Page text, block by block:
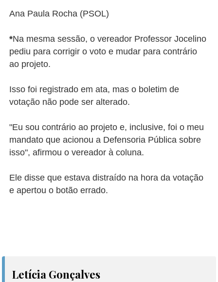
Ana Paula Rocha (PSOL)
*Na mesma sessão, o vereador Professor Jocelino
pediu para corrigir o voto e mudar para contrário
ao projeto.
Isso foi registrado em ata, mas o boletim de
votação não pode ser alterado.
"Eu sou contrário ao projeto e, inclusive, foi o meu
mandato que acionou a Defensoria Pública sobre
isso", afirmou o vereador à coluna.
Ele disse que estava distraído na hora da votação
e apertou o botão errado.
Letícia Gonçalves